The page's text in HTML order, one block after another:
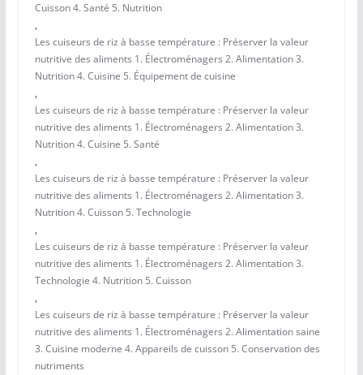
Cuisson 4. Santé 5. Nutrition
,
Les cuiseurs de riz à basse température : Préserver la valeur
nutritive des aliments 1. Électroménagers 2. Alimentation 3.
Nutrition 4. Cuisine 5. Équipement de cuisine
,
Les cuiseurs de riz à basse température : Préserver la valeur
nutritive des aliments 1. Électroménagers 2. Alimentation 3.
Nutrition 4. Cuisine 5. Santé
,
Les cuiseurs de riz à basse température : Préserver la valeur
nutritive des aliments 1. Électroménagers 2. Alimentation 3.
Nutrition 4. Cuisson 5. Technologie
,
Les cuiseurs de riz à basse température : Préserver la valeur
nutritive des aliments 1. Électroménagers 2. Alimentation 3.
Technologie 4. Nutrition 5. Cuisson
,
Les cuiseurs de riz à basse température : Préserver la valeur
nutritive des aliments 1. Électroménagers 2. Alimentation saine
3. Cuisine moderne 4. Appareils de cuisson 5. Conservation des
nutriments